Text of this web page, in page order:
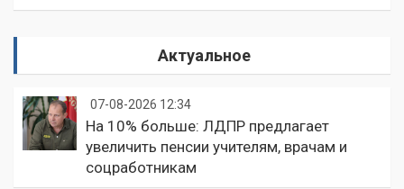
Актуальное
07-08-2026 12:34
На 10% больше: ЛДПР предлагает
увеличить пенсии учителям, врачам и
соцработникам